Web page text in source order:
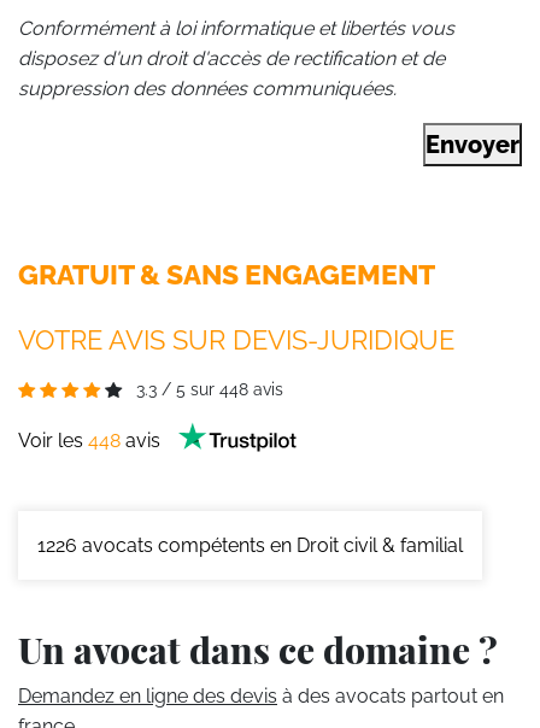
Conformément à loi informatique et libertés vous
disposez d'un droit d'accès de rectification et de
suppression des données communiquées.
Envoyer
GRATUIT & SANS ENGAGEMENT
VOTRE AVIS SUR DEVIS-JURIDIQUE
3.3 / 5 sur 448 avis
Voir les 448 avis
1226 avocats compétents en Droit civil & familial
Un avocat dans ce domaine ?
Demandez en ligne des devis à des avocats partout en